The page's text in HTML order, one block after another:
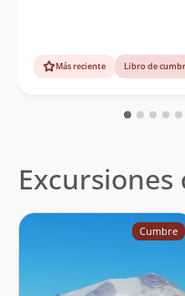
Más reciente Libro de
Excursiones
Cumbre